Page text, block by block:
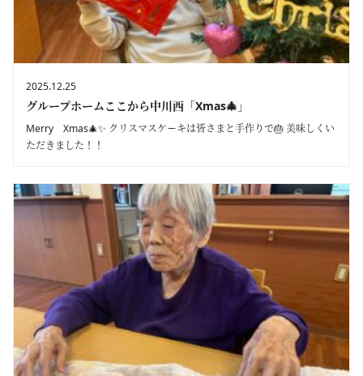
2025.12.25
グループホームここから中川西「Xmas🎄」
Merry Xmas🎄✨ クリスマスケーキは皆さまと手作りで🎂 美味しくい
ただきました！！